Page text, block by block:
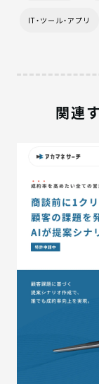
IT・ツール・アプリ
関連